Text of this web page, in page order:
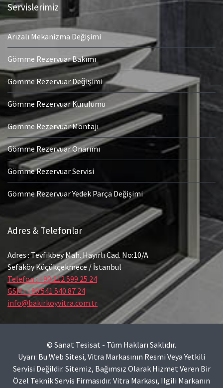
Servislerimiz
Arızalı Mekanizma Değişimi
Gömme Rezervuar Bakımı
Gömme Rezervuar Değişimi
Gömme Rezervuar Kurulumu
Gömme Rezervuar Montajı
Gömme Rezervuar Onarımı
Gömme Rezervuar Servisi
Gömme Rezervuar Yedek Parça Değişimi
Adres & Telefonlar
Adres : Tevfikbey Mah. Hayırlı Cad. No:10/A
Sefaköy Küçükçekmece / İstanbul
Telefon : +90 212 599 25 24
GSM : +90 541 540 87 24
info@bakirkoyvitra.com.tr
© Sanat Tesisat - Tüm Hakları Saklıdır.
Uyarı: Bu Web Sitesi, Vitra Markasının Resmi Veya Yetkili
Servisi Değildir. Sitemiz, Bağımsız Olarak Hizmet Veren Bir
Özel Teknik Servis Firmasıdır. Vitra Markası, Ilgili Markanın